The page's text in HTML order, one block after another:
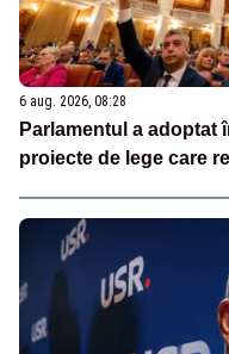
6 aug. 2026, 08:28
Parlamentul a adoptat
proiecte de lege care